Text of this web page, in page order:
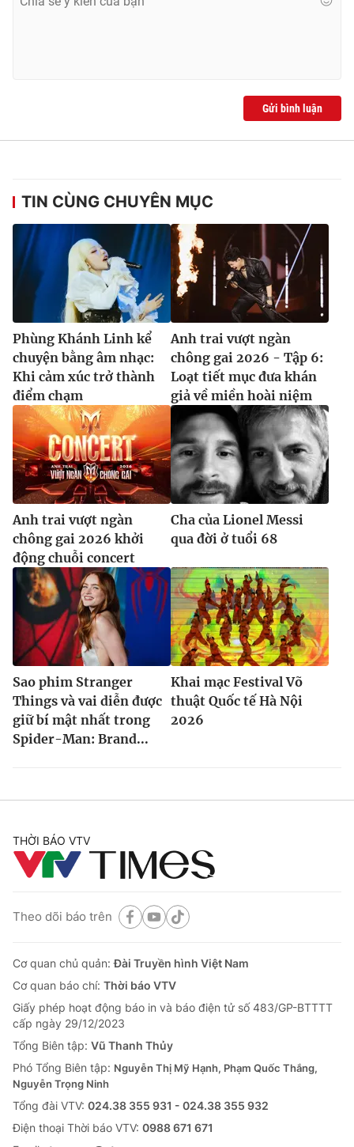
Gửi bình luận
TIN CÙNG CHUYÊN MỤC
Phùng Khánh Linh kể
chuyện bằng âm nhạc:
Khi cảm xúc trở thành
điểm chạm
Anh trai vượt ngàn
chông gai 2026 - Tập 6:
Loạt tiết mục đưa khán
giả về miền hoài niệm
Anh trai vượt ngàn
chông gai 2026 khởi
động chuỗi concert
Cha của Lionel Messi
qua đời ở tuổi 68
Sao phim Stranger
Things và vai diễn được
giữ bí mật nhất trong
Spider-Man: Brand...
Khai mạc Festival Võ
thuật Quốc tế Hà Nội
2026
THỜI BÁO VTV
Theo dõi báo trên
Cơ quan chủ quản:Đài Truyền hình Việt Nam
Cơ quan báo chí: Thời báo VTV
Giấy phép hoạt động báo in và báo điện tử số 483/GP-BTTTT
cấp ngày 29/12/2023
Tổng Biên tập: Vũ Thanh Thủy
Phó Tổng Biên tập: Nguyễn Thị Mỹ Hạnh, Phạm Quốc Thắng,
Nguyễn Trọng Ninh
Tổng đài VTV: 024.38 355 931 - 024.38 355 932
Ðiện thoại Thời báo VTV: 0988 671 671